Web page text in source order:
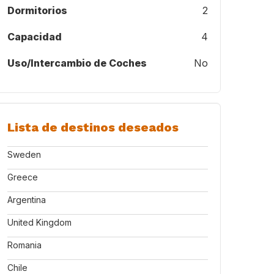
Dormitorios 2
Capacidad 4
Uso/Intercambio de Coches No
Lista de destinos deseados
Sweden
Greece
Argentina
United Kingdom
Romania
Chile